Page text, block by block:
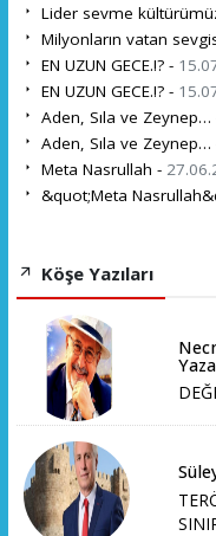
Lider sevme
Milyonların vatan
EN UZUN GECE.!? -
EN UZUN GECE.!? -
Aden, Sıla ve Zeynep…
Aden, Sıla ve Zeynep…
Meta Nasrullah -
&quot;Meta
Köşe Yazıları